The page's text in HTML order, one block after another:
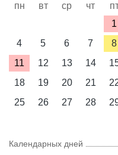
пн вт ср чт
1
4
5 6 7 8
11
12 13 14
18
19 20 21
25
26 27 28
Календарных дней